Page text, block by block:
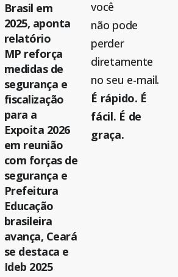
Brasil em
2025, aponta
relatório
MP reforça
medidas de
segurança e
fiscalização
para a
Expoita 2026
em reunião
com forças de
segurança e
Prefeitura
Educação
brasileira
avança, Ceará
se destaca e
Ideb 2025
você
não pode
perder
diretamente
no seu e-mail.
É rápido. É
fácil. É de
graça.